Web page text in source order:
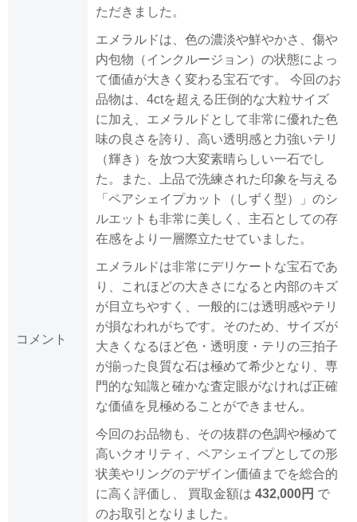
コメント
ただきました。
エメラルドは、色の濃淡や鮮やかさ、傷や
内包物（インクルージョン）の状態によっ
て価値が大きく変わる宝石です。 今回のお
品物は、4ctを超える圧倒的な大粒サイズ
に加え、エメラルドとして非常に優れた色
味の良さを誇り、高い透明感と力強いテリ
（輝き）を放つ大変素晴らしい一石でし
た。また、上品で洗練された印象を与える
「ペアシェイプカット（しずく型）」のシ
ルエットも非常に美しく、主石としての存
在感をより一層際立たせていました。
エメラルドは非常にデリケートな宝石であ
り、これほどの大きさになると内部のキズ
が目立ちやすく、一般的には透明感やテリ
が損なわれがちです。そのため、サイズが
大きくなるほど色・透明度・テリの三拍子
が揃った良質な石は極めて希少となり、専
門的な知識と確かな査定眼がなければ正確
な価値を見極めることができません。
今回のお品物も、その抜群の色調や極めて
高いクオリティ、ペアシェイプとしての形
状美やリングのデザイン価値までを総合的
に高く評価し、 買取金額は 432,000円 で
のお取引となりました。